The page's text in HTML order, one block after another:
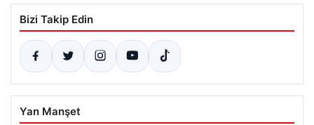
Bizi Takip Edin
Yan Manşet